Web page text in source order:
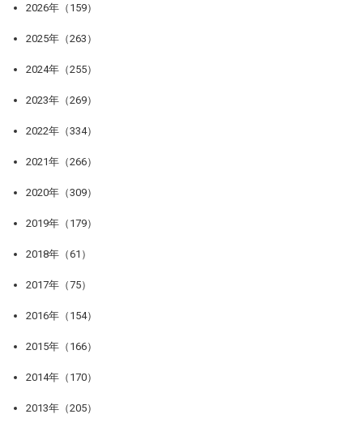
2026年（159）
2025年（263）
2024年（255）
2023年（269）
2022年（334）
2021年（266）
2020年（309）
2019年（179）
2018年（61）
2017年（75）
2016年（154）
2015年（166）
2014年（170）
2013年（205）